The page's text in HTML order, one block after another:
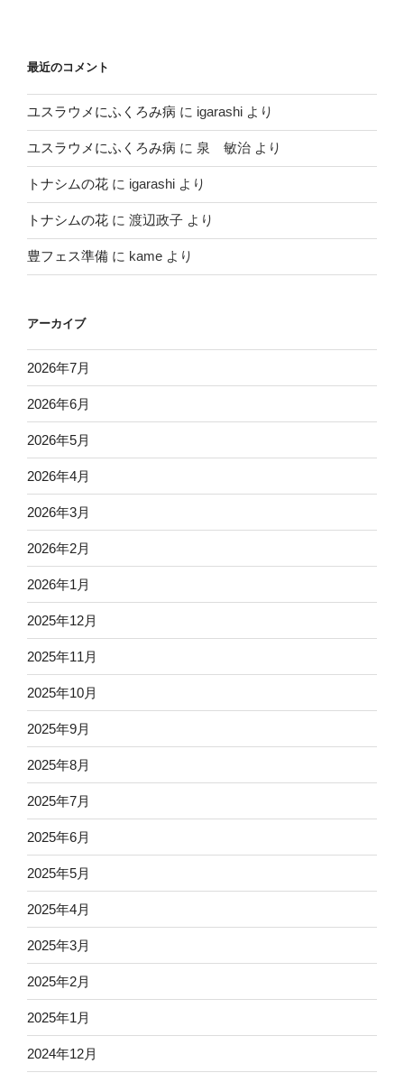
最近のコメント
ユスラウメにふくろみ病 に igarashi より
ユスラウメにふくろみ病 に 泉 敏治 より
トナシムの花 に igarashi より
トナシムの花 に 渡辺政子 より
豊フェス準備 に kame より
アーカイブ
2026年7月
2026年6月
2026年5月
2026年4月
2026年3月
2026年2月
2026年1月
2025年12月
2025年11月
2025年10月
2025年9月
2025年8月
2025年7月
2025年6月
2025年5月
2025年4月
2025年3月
2025年2月
2025年1月
2024年12月